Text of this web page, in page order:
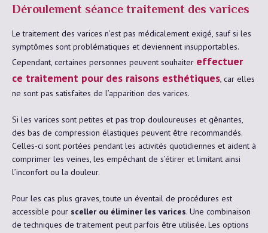
Déroulement séance traitement des varices
Le traitement des varices n’est pas médicalement exigé, sauf si les
symptômes sont problématiques et deviennent insupportables.
Cependant, certaines personnes peuvent souhaiter effectuer
ce traitement pour des raisons esthétiques, car elles
ne sont pas satisfaites de l’apparition des varices.
Si les varices sont petites et pas trop douloureuses et gênantes,
des bas de compression élastiques peuvent être recommandés.
Celles-ci sont portées pendant les activités quotidiennes et aident à
comprimer les veines, les empêchant de s’étirer et limitant ainsi
l’inconfort ou la douleur.
Pour les cas plus graves, toute un éventail de procédures est
accessible pour sceller ou éliminer les varices. Une combinaison
de techniques de traitement peut parfois être utilisée. Les options